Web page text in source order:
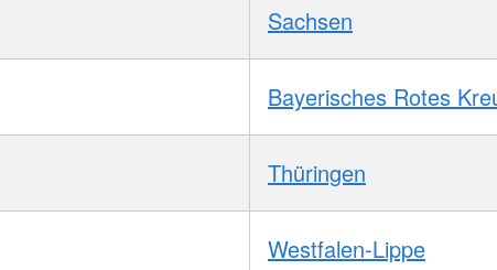
Sachsen
Bayerisches Rotes
Thüringen
Westfalen-Lippe